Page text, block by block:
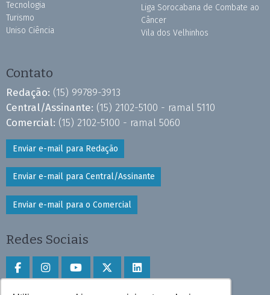
Tecnologia
Turismo
Uniso Ciência
Liga Sorocabana de Combate ao
Câncer
Vila dos Velhinhos
Contato
Redação: (15) 99789-3913
Central/Assinante: (15) 2102-5100 - ramal 5110
Comercial: (15) 2102-5100 - ramal 5060
Enviar e-mail para Redação
Enviar e-mail para Central/Assinante
Enviar e-mail para o Comercial
Redes Sociais